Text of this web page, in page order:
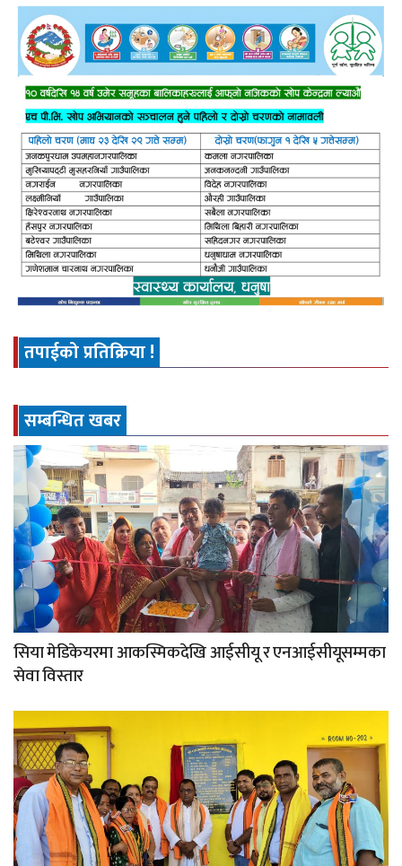
तपाईको प्रतिक्रिया !
सम्बन्धित खबर
सिया मेडिकेयरमा आकस्मिकदेखि आईसीयू र एनआईसीयूसम्मका
सेवा विस्तार